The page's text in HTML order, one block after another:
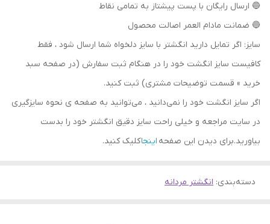
🔵 ارسال رایگان با پست پیشتاز به تمامی نقاط
🔵 ضمانت مادام العمر اصالت محصول
سایز: اگر تمایل دارید انگشتر با سایز دلخواه شما ارسال شود ، فقط
کافیست سایز انگشت خود را در هنگام ثبت سفارش (در صفحه سبد
خرید » قسمت توضیحات مشتری) ثبت کنید.
اگر سایز انگشت خود را نمی‌دانید ، می‌توانید به صفحه ی نحوه سایزگیری
در سایت مراجعه و خیلی راحت سایز دقیق انگشتر خود را بدست
بیاورید.برای دیدن این صفحه اینجاکلیک کنید.
دسته‌بندی: انگشتر مردانه